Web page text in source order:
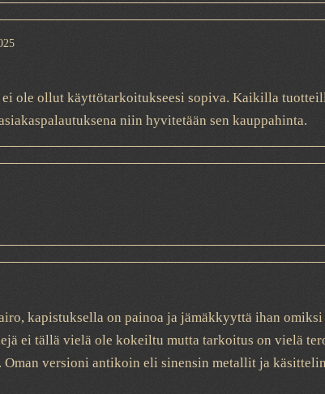
ole ollut käyttötarkoitukseesi sopiva. Kaikilla
niin hyvitetään sen kauppahinta.
kapistuksella on painoa ja jämäkkyyttä ihan
ei tällä vielä ole kokeiltu mutta tarkoitus on vielä
versioni antikoin eli sinensin metallit ja